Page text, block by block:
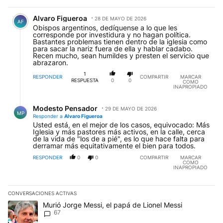
AF Alvaro Figueroa 28 DE MAYO DE 2026
Obispos argentinos, dedíquense a lo que les
corresponde por investidura y no hagan política.
Bastantes problemas tienen dentro de la iglesia como
para sacar la nariz fuera de ella y hablar cadabo.
Recen mucho, sean humildes y presten el servicio que
abrazaron.
RESPONDER
1
RESPUESTA
0 0
COMPARTIR
MARCAR
COMO
INAPROPIADO
MP
Modesto Pensador
29 DE MAYO DE 2026
Responder a Alvaro Figueroa
Usted está, en el mejor de los casos, equivocado: Más
Iglesia y más pastores más activos, en la calle, cerca
de la vida de "los de a pié", es lo que hace falta para
derramar más equitativamente el bien para todos.
RESPONDER 0 0 COMPARTIR
MARCAR
COMO
INAPROPIADO
CONVERSACIONES ACTIVAS
Este listado muestra los artículos con más comentarios en los
Un artículo de tendencia con el título "Murió Jorge Messi, el
Murió Jorge Messi, el papá de Lionel Messi
67